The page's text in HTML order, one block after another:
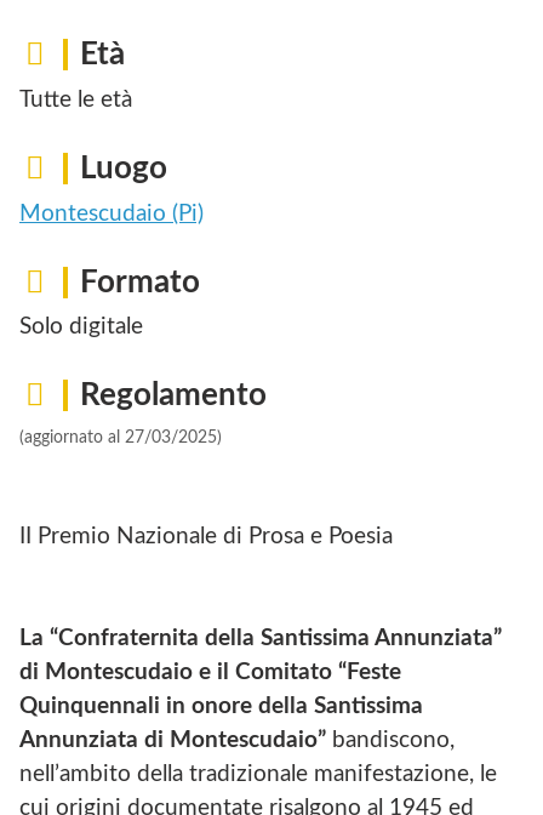
Età
Tutte le età
Luogo
Montescudaio (Pi)
Formato
Solo digitale
Regolamento
(aggiornato al 27/03/2025)
II Premio Nazionale di Prosa e Poesia
La “Confraternita della Santissima Annunziata”
di Montescudaio e il Comitato “Feste
Quinquennali in onore della Santissima
Annunziata di Montescudaio” bandiscono,
nell’ambito della tradizionale manifestazione, le
cui origini documentate risalgono al 1945 ed